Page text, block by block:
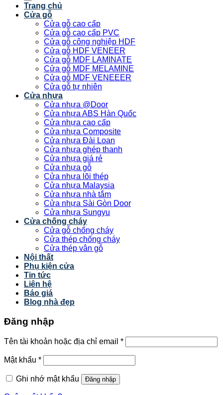
Trang chủ
Cửa gỗ
Cửa gỗ cao cấp
Cửa gỗ cao cấp PVC
Cửa gỗ công nghiệp HDF
Cửa gỗ HDF VENEER
Cửa gỗ MDF LAMINATE
Cửa gỗ MDF MELAMINE
Cửa gỗ MDF VENEEER
Cửa gỗ tự nhiên
Cửa nhựa
Cửa nhựa @Door
Cửa nhựa ABS Hàn Quốc
Cửa nhựa cao cấp
Cửa nhựa Composite
Cửa nhựa Đài Loan
Cửa nhựa ghép thanh
Cửa nhựa giá rẻ
Cửa nhựa gỗ
Cửa nhựa lõi thép
Cửa nhựa Malaysia
Cửa nhựa nhà tắm
Cửa nhựa Sài Gòn Door
Cửa nhựa Sungyu
Cửa chống cháy
Cửa gỗ chống cháy
Cửa thép chống cháy
Cửa thép vân gỗ
Nội thất
Phụ kiện cửa
Tin tức
Liên hệ
Báo giá
Blog nhà đẹp
Đăng nhập
Tên tài khoản hoặc địa chỉ email *
Mật khẩu *
Ghi nhớ mật khẩu Đăng nhập